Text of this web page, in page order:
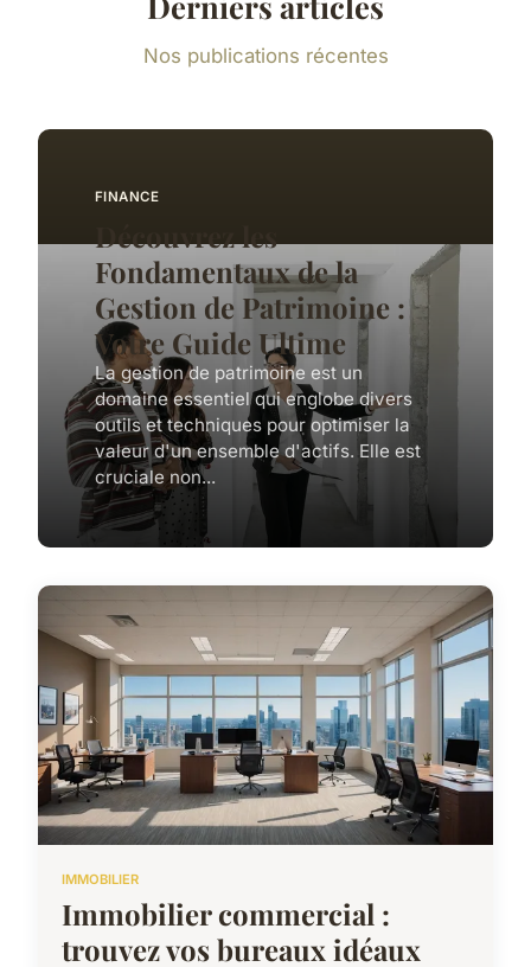
Nos publications récentes
FINANCE
Découvrez les
Fondamentaux de la
Gestion de Patrimoine :
Votre Guide Ultime
La gestion de patrimoine est un
domaine essentiel qui englobe divers
outils et techniques pour optimiser la
valeur d'un ensemble d'actifs. Elle est
cruciale non...
IMMOBILIER
Immobilier commercial :
trouvez vos bureaux idéaux